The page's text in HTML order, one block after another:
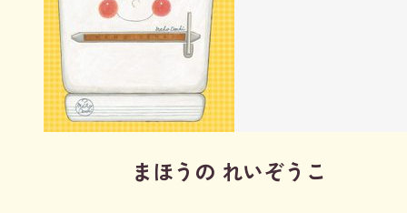
まほうの れいぞうこ